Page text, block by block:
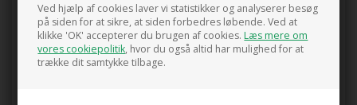
Ved hjælp af cookies laver vi statistikker og analyserer besøg
på siden for at sikre, at siden forbedres løbende. Ved at
klikke 'OK' accepterer du brugen af cookies.Læs mere om
vores cookiepolitik, hvor du også altid har mulighed for at
trække dit samtykke tilbage.